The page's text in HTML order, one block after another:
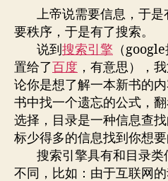
上帝说需要信息，于是
要秩序，于是有了搜索。
说到搜索引擎 （
置给了百度 ，有意思），
论你是想了解一本新书的
书中找一个遗忘的公式，
选择，目录是一种信息查
标少得多的信息找到你想要
搜索引擎具有和目录类
不同，比如：由于互联网